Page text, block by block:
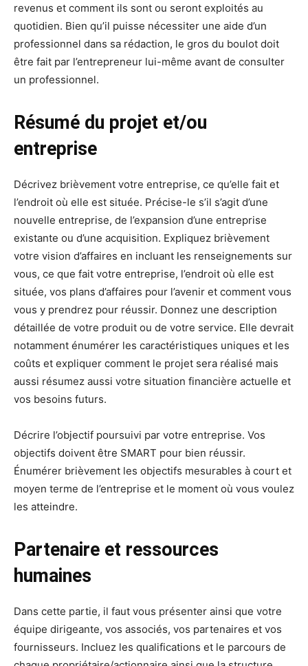
revenus et comment ils sont ou seront exploités au
quotidien. Bien qu’il puisse nécessiter une aide d’un
professionnel dans sa rédaction, le gros du boulot doit
être fait par l’entrepreneur lui-même avant de consulter
un professionnel.
Résumé du projet et/ou
entreprise
Décrivez brièvement votre entreprise, ce qu’elle fait et
l’endroit où elle est située. Précise-le s’il s’agit d’une
nouvelle entreprise, de l’expansion d’une entreprise
existante ou d’une acquisition. Expliquez brièvement
votre vision d’affaires en incluant les renseignements sur
vous, ce que fait votre entreprise, l’endroit où elle est
située, vos plans d’affaires pour l’avenir et comment vous
vous y prendrez pour réussir. Donnez une description
détaillée de votre produit ou de votre service. Elle devrait
notamment énumérer les caractéristiques uniques et les
coûts et expliquer comment le projet sera réalisé mais
aussi résumez aussi votre situation financière actuelle et
vos besoins futurs.
Décrire l’objectif poursuivi par votre entreprise. Vos
objectifs doivent être SMART pour bien réussir.
Énumérer brièvement les objectifs mesurables à court et
moyen terme de l’entreprise et le moment où vous voulez
les atteindre.
Partenaire et ressources
humaines
Dans cette partie, il faut vous présenter ainsi que votre
équipe dirigeante, vos associés, vos partenaires et vos
fournisseurs. Incluez les qualifications et le parcours de